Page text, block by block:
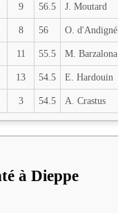
9 56.5 J. Moutard
8 56 O. d'Andigné
11 55.5 M. Barzalona
13 54.5 E. Hardouin
3 54.5 A. Crastus
à Dieppe